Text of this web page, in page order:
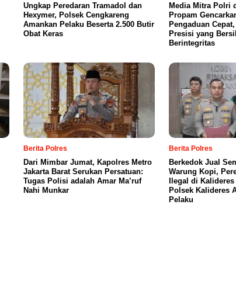
Ungkap Peredaran Tramadol dan
Hexymer, Polsek Cengkareng
Amankan Pelaku Beserta 2.500 Butir
Obat Keras
Media Mitra Polri
Propam
Pengaduan
Presisi yang
Berintegritas
Berita Polres
Dari Mimbar Jumat, Kapolres Metro
Jakarta Barat Serukan Persatuan:
Tugas Polisi adalah Amar Ma’ruf
Nahi Munkar
Berita Polres
Berkedok Jual
Warung Kopi,
Ilegal di
Polsek Kalideres
Pelaku